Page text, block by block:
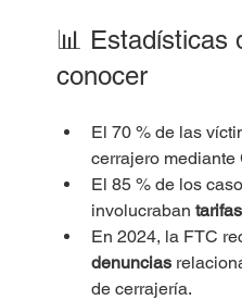
📊 Estadísticas
conocer
El 70 % de las
cerrajero mediante
El 85 % de los
involucraban
En 2024, la FTC
denuncias
de cerrajería.